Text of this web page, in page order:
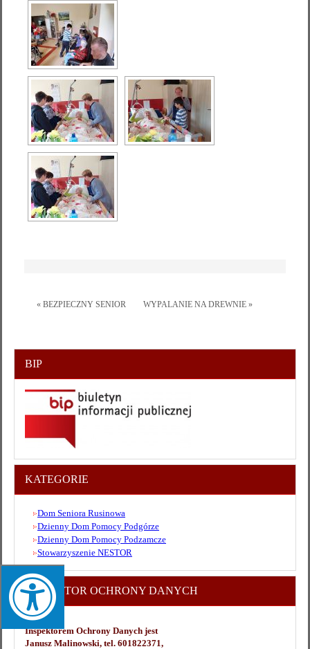
« BEZPIECZNY SENIOR WYPALANIE NA DREWNIE »
BIP
KATEGORIE
Dom Seniora Rusinowa
Dzienny Dom Pomocy Podgórze
Dzienny Dom Pomocy Podzamcze
Stowarzyszenie NESTOR
INSPEKTOR OCHRONY DANYCH
Inspektorem Ochrony Danych jest
Janusz Malinowski, tel. 601822371,